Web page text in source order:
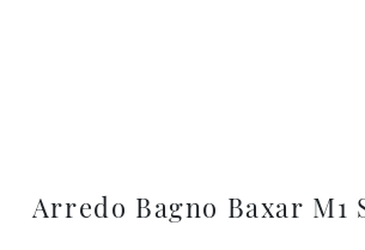
Arredo Bagno Baxar M1